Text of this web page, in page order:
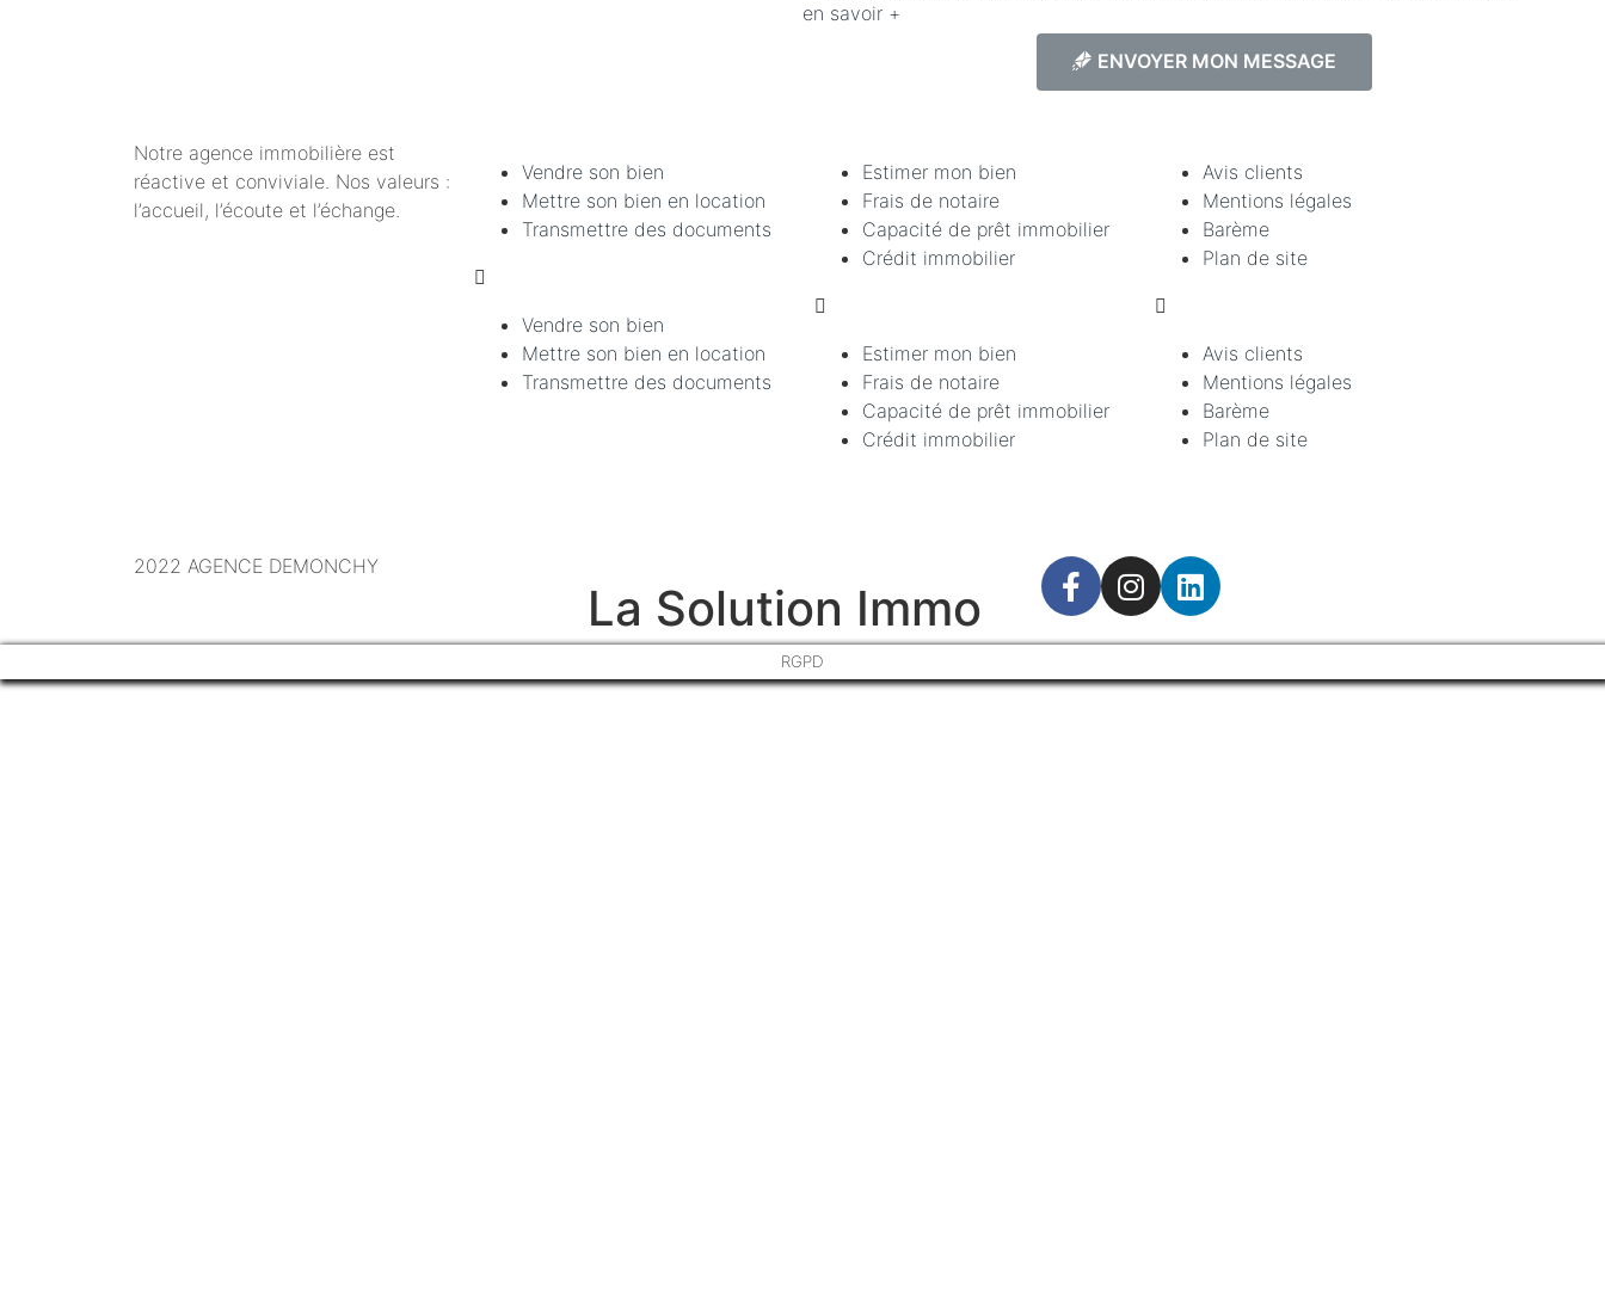
en savoir +
ENVOYER MON MESSAGE
Notre agence immobilière est
réactive et conviviale. Nos valeurs :
l’accueil, l’écoute et l’échange.
Vendre son bien
Mettre son bien en location
Transmettre des documents
Vendre son bien
Mettre son bien en location
Transmettre des documents
Estimer mon bien
Frais de notaire
Capacité de prêt immobilier
Crédit immobilier
Estimer mon bien
Frais de notaire
Capacité de prêt immobilier
Crédit immobilier
Avis clients
Mentions légales
Barème
Plan de site
Avis clients
Mentions légales
Barème
Plan de site
2022 AGENCE DEMONCHY
La Solution Immo
RGPD